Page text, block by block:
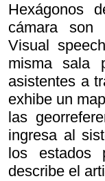
Hexágonos
cámara son
Visual
misma sala
asistentes a
exhibe un
las
ingresa al
los estados
describe el